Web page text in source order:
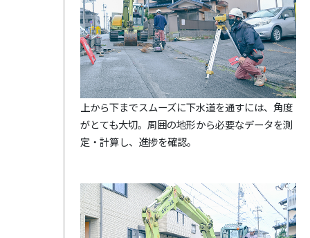
上から下までスムーズに下水道を通すには、角度
がとても大切。周囲の地形から必要なデータを測
定・計算し、進捗を確認。